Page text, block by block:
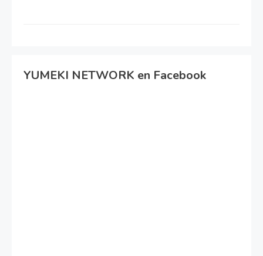
YUMEKI NETWORK en Facebook